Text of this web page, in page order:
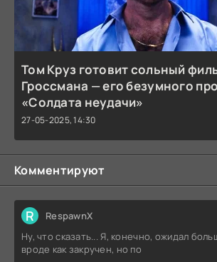
Том Круз готовит сольный
Гроссмана — его безумного
«Солдата неудачи»
27-05-2025, 14:30
Комментируют
R RespawnX
Ну, что сказать... Я, конечно, ожидал
вроде как закручен, но по